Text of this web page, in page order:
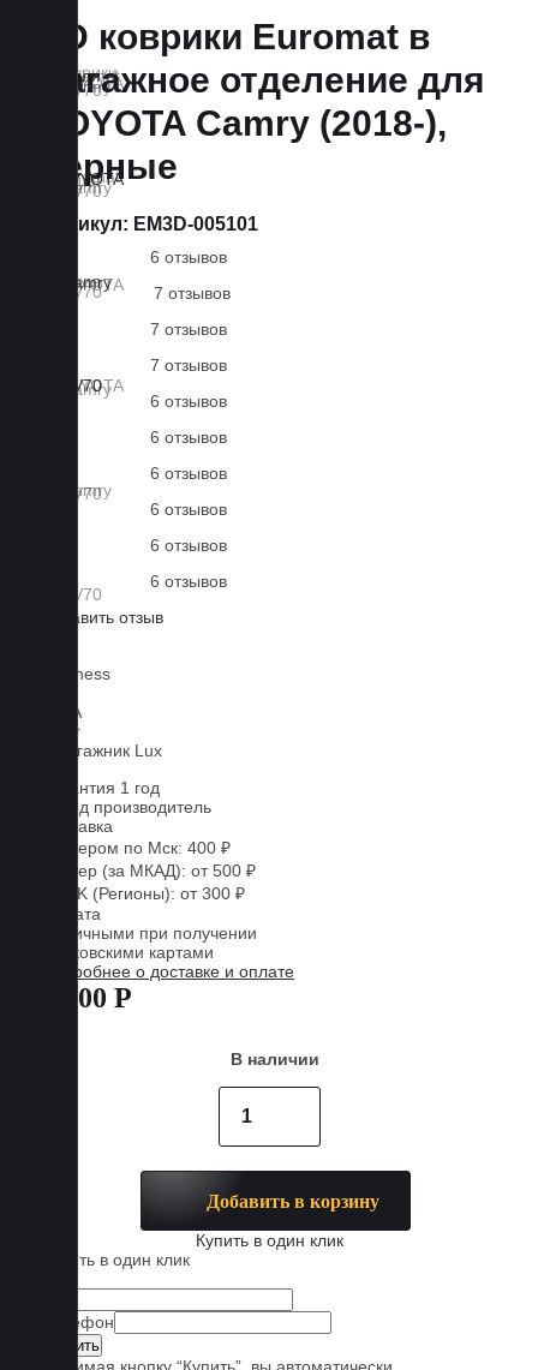
3D коврики Euromat в
багажное отделение для
TOYOTA Camry (2018-),
черные
Артикул: EM3D-005101
6 отзывов
7 отзывов
7 отзывов
7 отзывов
6 отзывов
6 отзывов
6 отзывов
6 отзывов
6 отзывов
6 отзывов
Оставить отзыв
Business
xEVA
Liner
В багажник Lux
Гарантия 1 год
Завод производитель
Доставка
Курьером по Мск: 400 ₽
Курьер (за МКАД): от 500 ₽
CDEK (Регионы): от 300 ₽
Оплата
Наличными при получении
Банковскими картами
Подробнее о доставке и оплате
7 800 Р
В наличии
Добавить в корзину
Купить в один клик
Купить в один клик
Телефон